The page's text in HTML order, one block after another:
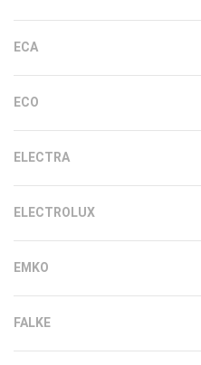
ECA
ECO
ELECTRA
ELECTROLUX
EMKO
FALKE